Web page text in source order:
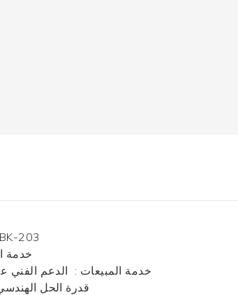
203
خدمة
After-خدمة المبيعات : الدعم الفني
قدرة الحل